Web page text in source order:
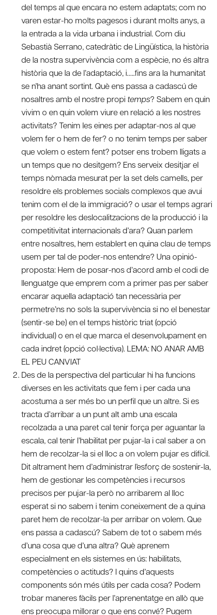
del temps al que encara no estem adaptats; com no
varen estar-ho molts pagesos i durant molts anys, a
la entrada a la vida urbana i industrial. Com diu
Sebastià Serrano, catedràtic de Lingüística, la història
de la nostra supervivència com a espècie, no és altra
història que la de l’adaptació, i…..fins ara la humanitat
se n’ha anant sortint. Què ens passa a cadascú de
nosaltres amb el nostre propi temps? Sabem en quin
vivim o en quin volem viure en relació a les nostres
activitats? Tenim les eines per adaptar-nos al que
volem fer o hem de fer? o no tenim temps per saber
que volem o estem fent? potser ens trobem lligats a
un temps que no desitgem? Ens serveix desitjar el
temps nòmada mesurat per la set dels camells, per
resoldre els problemes socials complexos que avui
tenim com el de la immigració? o usar el temps agrari
per resoldre les deslocalitzacions de la producció i la
competitivitat internacionals d’ara? Quan parlem
entre nosaltres, hem establert en quina clau de temps
usem per tal de poder-nos entendre? Una opinió-
proposta: Hem de posar-nos d’acord amb el codi de
llenguatge que emprem com a primer pas per saber
encarar aquella adaptació tan necessària per
permetre’ns no sols la supervivència si no el benestar
(sentir-se be) en el temps històric triat (opció
individual) o en el que marca el desenvolupament en
cada indret (opció col·lectiva). LEMA: NO ANAR AMB
EL PEU CANVIAT
Des de la perspectiva del particular hi ha funcions
diverses en les activitats que fem i per cada una
acostuma a ser més bo un perfil que un altre. Si es
tracta d’arribar a un punt alt amb una escala
recolzada a una paret cal tenir força per aguantar la
escala, cal tenir l’habilitat per pujar-la i cal saber a on
hem de recolzar-la si el lloc a on volem pujar es difícil.
Dit altrament hem d’administrar l’esforç de sostenir-la,
hem de gestionar les competències i recursos
precisos per pujar-la però no arribarem al lloc
esperat si no sabem i tenim coneixement de a quina
paret hem de recolzar-la per arribar on volem. Que
ens passa a cadascú? Sabem de tot o sabem més
d’una cosa que d’una altra? Què aprenem
especialment en els sistemes en ús: habilitats,
competències o actituds? I quins d’aquests
components són més útils per cada cosa? Podem
trobar maneres fàcils per l’aprenentatge en allò que
ens preocupa millorar o que ens convé? Pugem